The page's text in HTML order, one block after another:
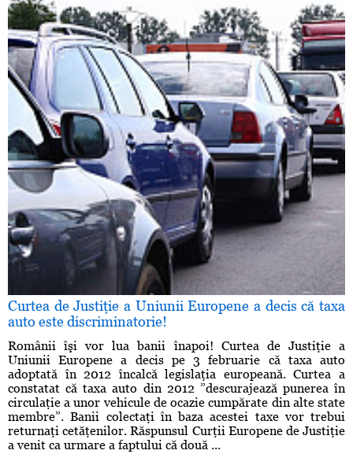
Curtea de Justiţie a Uniunii Europene a decis că taxa
auto este discriminatorie!
Românii îşi vor lua banii înapoi! Curtea de Justiţie a
Uniunii Europene a decis pe 3 februarie că taxa auto
adoptată în 2012 încalcă legislaţia europeană. Curtea a
constatat că taxa auto din 2012 ”descurajează punerea în
circulaţie a unor vehicule de ocazie cumpărate din alte state
membre”. Banii colectaţi în baza acestei taxe vor trebui
returnaţi cetăţenilor. Răspunsul Curţii Europene de Justiţie
a venit ca urmare a faptului că două ...